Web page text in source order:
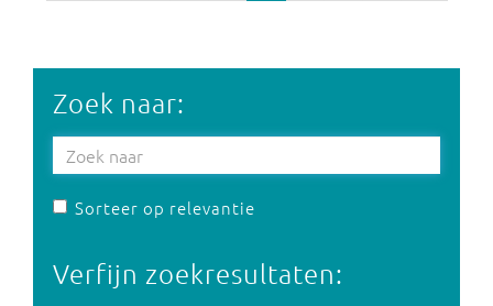
Zoek naar:
Sorteer op relevantie
Verfijn zoekresultaten: